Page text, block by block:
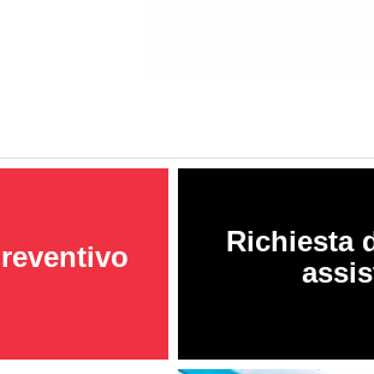
Richiesta